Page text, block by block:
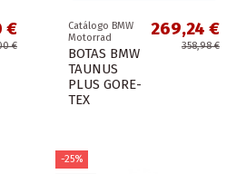
€
€
Catálogo BMW
Motorrad
BOTAS BMW
TAUNUS
PLUS GORE-
TEX
269,24 €
358,98 €
-25%